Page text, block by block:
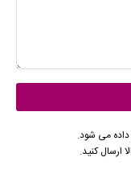
می شود.
ارسال کنید.